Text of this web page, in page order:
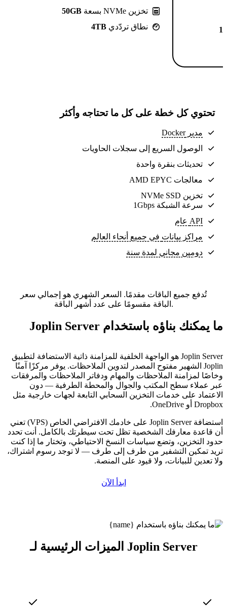
تخزين NVMe بسعة
50GB
نطاق تردّدي 4TB
تحتوي كل خطة على كل ما تحتاجه وأكثر
مدير Docker
الوصول السريع إلى سجلات الحاويات
تحديثات بنقرة واحدة
معالجات AMD EPYC
تخزين NVMe SSD
سرعة الشبكة 1Gbps
API عام
مراكز بيانات في جميع أنحاء العالم
دومين مجاني لمدة سنة
تُدفع جميع الباقات مقدمًا. السعر الشهري هو إجمالي سعر
الباقة مقسومًا على عدد أشهر الباقة.
ما يمكنك بناؤه باستخدام Joplin Server
Joplin Server هو الواجهة الخلفية للمزامنة ذاتية الاستضافة لتطبيق
Joplin الشهير مفتوح المصدر لتدوين الملاحظات. يوفر مركزًا آمنًا
وخاصًا لمزامنة الملاحظات والمهام ودفاتر الملاحظات والمرفقات
عبر عملاء سطح المكتب والجوال والمحطة الطرفية — دون
الاعتماد على خدمات التخزين السحابي التابعة لجهات خارجية مثل
Dropbox أو OneDrive.
استضافة Joplin Server على خادمك الافتراضي الخاص (VPS) تعني
أن قاعدة معارفك الشخصية تظل تحت سيطرتك بالكامل. أنت تحدد
حدود التخزين، وتضع سياسات النسخ الاحتياطي، وتختار ما إذا كنت
تريد تمكين التشفير من طرف إلى طرف — لا توجد رسوم اشتراك،
ولا تعدين للبيانات، ولا قيود على المنصة.
ابدأ الآن
الميزات الرئيسية لـ Joplin Server